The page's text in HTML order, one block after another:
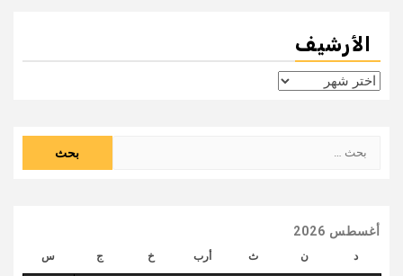
الأرشيف
الأرشيف
أغسطس 2026
د ن ث أرب خ ج س